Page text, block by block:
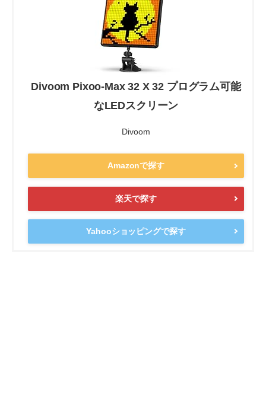
Divoom Pixoo-Max 32 X 32 プログラム可能
なLEDスクリーン
Divoom
Amazonで探す
楽天で探す
Yahooショッピングで探す